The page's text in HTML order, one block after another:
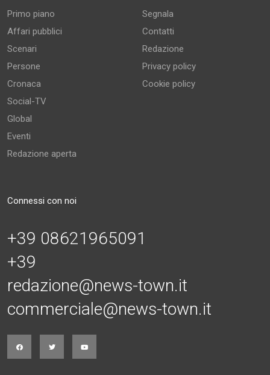
Primo piano
Affari pubblici
Scenari
Persone
Cronaca
Social-TV
Global
Eventi
Redazione aperta
Segnala
Contatti
Redazione
Privacy policy
Cookie policy
Connessi con noi
+39 08621965091
+39
redazione@news-town.it
commerciale@news-town.it